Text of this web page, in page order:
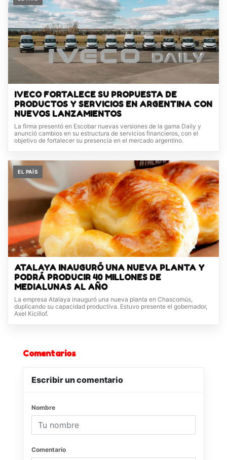
IVECO FORTALECE SU PROPUESTA DE
PRODUCTOS Y SERVICIOS EN ARGENTINA CON
NUEVOS LANZAMIENTOS
La firma presentó en Escobar nuevas versiones de la gama Daily y
anunció cambios en su estructura de servicios financieros, con el
objetivo de fortalecer su presencia en el mercado argentino.
EL PAÍS
ATALAYA INAUGURÓ UNA NUEVA PLANTA Y
PODRÁ PRODUCIR 40 MILLONES DE
MEDIALUNAS AL AÑO
La empresa Atalaya inauguró una nueva planta en Chascomús,
duplicando su capacidad productiva. Estuvo presente el gobernador,
Axel Kicillof.
Comentarios
Escribir un comentario
Nombre
Comentario